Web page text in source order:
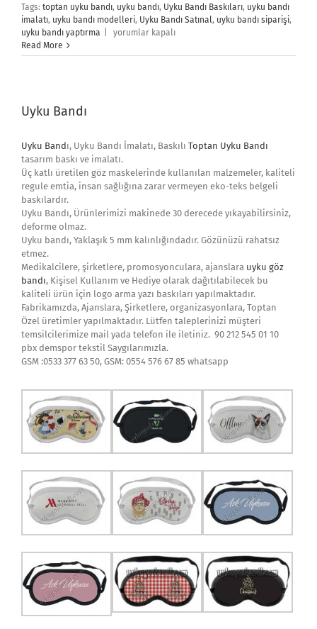
Tags: toptan uyku bandı, uyku bandı, Uyku Bandı Baskıları, uyku bandı
imalatı, uyku bandı modelleri, Uyku Bandı Satınal, uyku bandı siparişi,
uyku bandı yaptırma
Uyku
İmalatı
yorumlar kapalı
Read More
Uyku Bandı
Uyku Bandı, Uyku Bandı İmalatı, Baskılı Toptan Uyku Bandı
tasarım baskı ve imalatı.
Üç katlı üretilen göz maskelerinde kullanılan malzemeler, kaliteli
regule emtia, insan sağlığına zarar vermeyen eko-teks belgeli
baskılardır.
Uyku Bandı, Ürünlerimizi makinede 30 derecede yıkayabilirsiniz,
deforme olmaz.
Uyku bandı, Yaklaşık 5 mm kalınlığındadır. Gözünüzü rahatsız
etmez.
Medikalcilere, şirketlere, promosyonculara, ajanslara uyku göz
bandı, Kişisel Kullanım ve Hediye olarak dağıtılabilecek bu
kaliteli ürün için logo arma yazı baskıları yapılmaktadır.
Fabrikamızda, Ajanslara, Şirketlere, organizasyonlara, Toptan
Özel üretimler yapılmaktadır. Lütfen taleplerinizi müşteri
temsilcilerimize mail yada telefon ile iletiniz. 90 212 545 01 10
pbx demspor tekstil Saygılarımızla.
GSM :0533 377 63 50, GSM: 0554 576 67 85 whatsapp